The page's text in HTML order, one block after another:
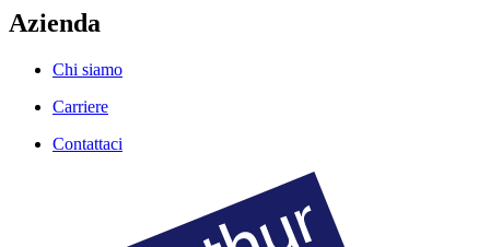
Azienda
Chi siamo
Carriere
Contattaci